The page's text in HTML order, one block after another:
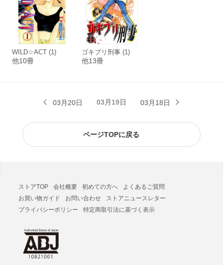
WILD☆ACT (1)
他10冊
ゴキブリ刑事 (1)
他13冊
03月20日 03月19日 03月18日
ページTOPに戻る
ストアTOP 会社概要 初めての方へ
よくあるご質問
お買い物ガイド
お問い合わせ
ストアニュースレター
プライバシーポリシー
特定商取引法に基づく表示